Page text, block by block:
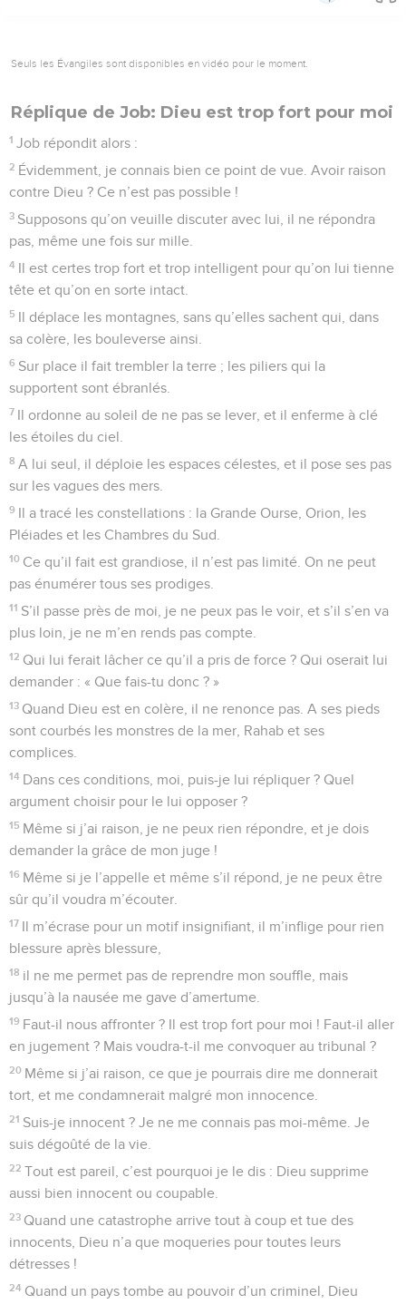
Seuls les Évangiles sont disponibles en vidéo pour le moment.
Réplique de Job: Dieu est trop fort pour moi
1 Job répondit alors :
2 Évidemment, je connais bien ce point de vue. Avoir raison
contre Dieu ? Ce n’est pas possible !
3 Supposons qu’on veuille discuter avec lui, il ne répondra
pas, même une fois sur mille.
4 Il est certes trop fort et trop intelligent pour qu’on lui tienne
tête et qu’on en sorte intact.
5 Il déplace les montagnes, sans qu’elles sachent qui, dans
sa colère, les bouleverse ainsi.
6 Sur place il fait trembler la terre ; les piliers qui la
supportent sont ébranlés.
7 Il ordonne au soleil de ne pas se lever, et il enferme à clé
les étoiles du ciel.
8 A lui seul, il déploie les espaces célestes, et il pose ses pas
sur les vagues des mers.
9 Il a tracé les constellations : la Grande Ourse, Orion, les
Pléiades et les Chambres du Sud.
10 Ce qu’il fait est grandiose, il n’est pas limité. On ne peut
pas énumérer tous ses prodiges.
11 S’il passe près de moi, je ne peux pas le voir, et s’il s’en va
plus loin, je ne m’en rends pas compte.
12 Qui lui ferait lâcher ce qu’il a pris de force ? Qui oserait lui
demander : « Que fais-tu donc ? »
13 Quand Dieu est en colère, il ne renonce pas. A ses pieds
sont courbés les monstres de la mer, Rahab et ses
complices.
14 Dans ces conditions, moi, puis-je lui répliquer ? Quel
argument choisir pour le lui opposer ?
15 Même si j’ai raison, je ne peux rien répondre, et je dois
demander la grâce de mon juge !
16 Même si je l’appelle et même s’il répond, je ne peux être
sûr qu’il voudra m’écouter.
17 Il m’écrase pour un motif insignifiant, il m’inflige pour rien
blessure après blessure,
18 il ne me permet pas de reprendre mon souffle, mais
jusqu’à la nausée me gave d’amertume.
19 Faut-il nous affronter ? Il est trop fort pour moi ! Faut-il aller
en jugement ? Mais voudra-t-il me convoquer au tribunal ?
20 Même si j’ai raison, ce que je pourrais dire me donnerait
tort, et me condamnerait malgré mon innocence.
21 Suis-je innocent ? Je ne me connais pas moi-même. Je
suis dégoûté de la vie.
22 Tout est pareil, c’est pourquoi je le dis : Dieu supprime
aussi bien innocent ou coupable.
23 Quand une catastrophe arrive tout à coup et tue des
innocents, Dieu n’a que moqueries pour toutes leurs
détresses !
24 Quand un pays tombe au pouvoir d’un criminel, Dieu